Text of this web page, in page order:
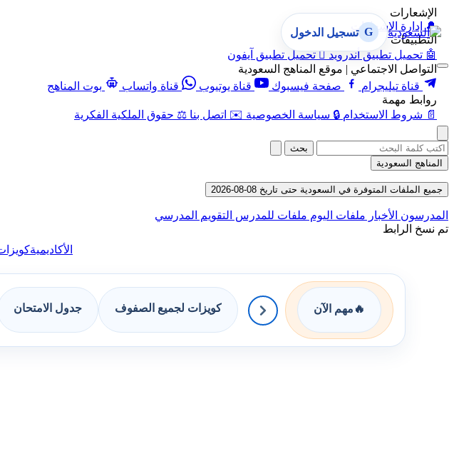
الإشعارات
🔔 إدارة الإشعارات
التطبيقات
🤖 تحميل تطبيق أندرويد  تحميل تطبيق آيفون
التواصل الاجتماعي | موقع المناهج السعودية
قناة تيليجرام
صفحة فيسبوك قناة يوتيوب قناة واتساب
بوت المناهج
روابط مهمة
📄 شروط الاستخدام 🔒 سياسة الخصوصية ✉️ اتصل بنا ⚖️ حقوق الملكية الفكرية
G تسجيل الدخول
بحث
المناهج السعودية
جميع الملفات المتوفرة في السعودية حتى تاريخ 08-08-2026
المدرسون الأخبار ملفات اليوم ملفات للمدرس التقويم المدرسي
تم نسخ الرابط
الأكاديمية
🔥 مهم الآن كويزات لجميع الصفوف جدول الامتحان